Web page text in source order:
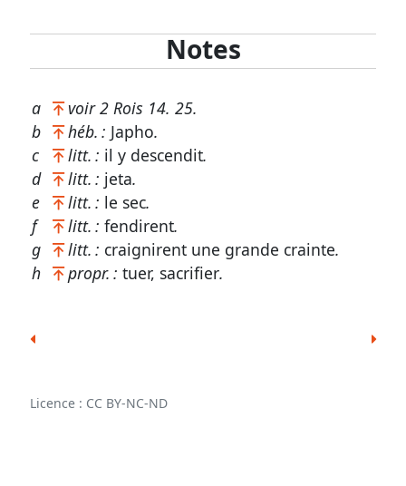
Notes
a voir2 Rois 14. 25.
b
héb. : Japho.
c
litt. : il y descendit.
d
litt. : jeta.
e
litt. : le sec.
f
litt. :fendirent.
g
litt. : craignirent une grande crainte.
h
propr. :tuer, sacrifier.
Licence : CC BY-NC-ND